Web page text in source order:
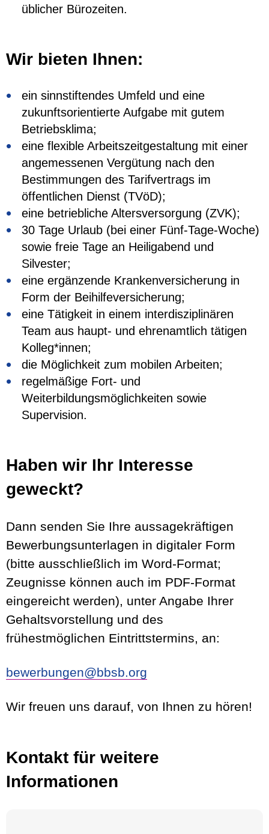
üblicher Bürozeiten.
Wir bieten Ihnen:
ein sinnstiftendes Umfeld und eine
zukunftsorientierte Aufgabe mit gutem
Betriebsklima;
eine flexible Arbeitszeitgestaltung mit einer
angemessenen Vergütung nach den
Bestimmungen des Tarifvertrags im
öffentlichen Dienst (TVöD);
eine betriebliche Altersversorgung (ZVK);
30 Tage Urlaub (bei einer Fünf-Tage-Woche)
sowie freie Tage an Heiligabend und
Silvester;
eine ergänzende Krankenversicherung in
Form der Beihilfeversicherung;
eine Tätigkeit in einem interdisziplinären
Team aus haupt- und ehrenamtlich tätigen
Kolleg*innen;
die Möglichkeit zum mobilen Arbeiten;
regelmäßige Fort- und
Weiterbildungsmöglichkeiten sowie
Supervision.
Haben wir Ihr Interesse
geweckt?
Dann senden Sie Ihre aussagekräftigen
Bewerbungsunterlagen in digitaler Form
(bitte ausschließlich im Word-Format;
Zeugnisse können auch im PDF-Format
eingereicht werden), unter Angabe Ihrer
Gehaltsvorstellung und des
frühestmöglichen Eintrittstermins, an:
bewerbungen@bbsb.org
Wir freuen uns darauf, von Ihnen zu hören!
Kontakt für weitere
Informationen